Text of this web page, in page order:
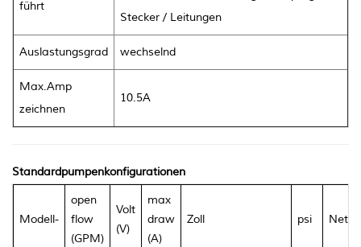
führt
Stecker / Leitungen
Auslastungsgrad wechselnd
Max.Amp
zeichnen
10.5A
Standardpumpenkonfigurationen
Modell-
open
flow
(GPM)
Volt
(V)
max
draw
(A)
Zoll psi